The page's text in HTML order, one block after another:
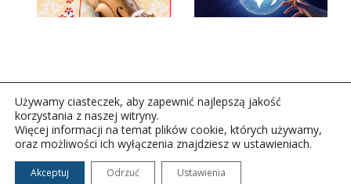
Copyright © 2026Polskie Radio Rzeszów S.A. w likwidacj.
Wszelkie prawa zastrzeżone.
Używamy ciasteczek, aby zapewnić najlepszą jakość
korzystania z naszej witryny.
Więcej informacji na temat plików cookie, których używamy,
oraz możliwości ich wyłączenia znajdziesz w ustawieniach.
Akceptuj Odrzuć Ustawienia